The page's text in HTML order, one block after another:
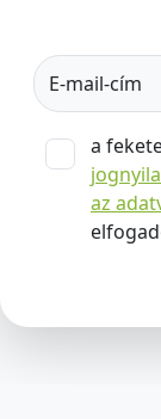
E-mail-cím
a
az